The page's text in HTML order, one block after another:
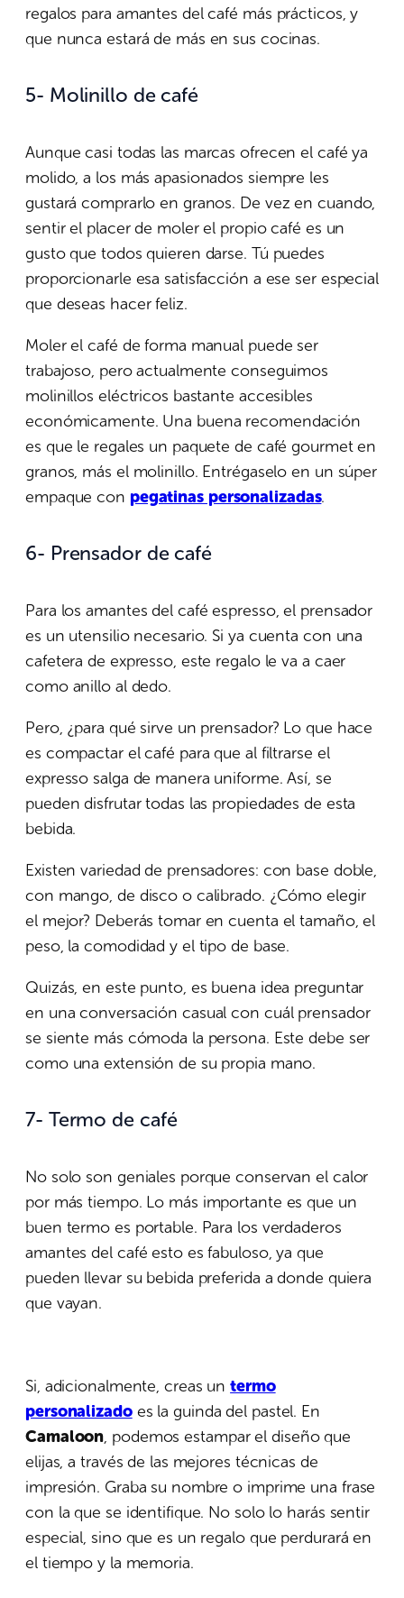
regalos para amantes del café más prácticos, y
que nunca estará de más en sus cocinas.
5- Molinillo de café
Aunque casi todas las marcas ofrecen el café ya
molido, a los más apasionados siempre les
gustará comprarlo en granos. De vez en cuando,
sentir el placer de moler el propio café es un
gusto que todos quieren darse. Tú puedes
proporcionarle esa satisfacción a ese ser especial
que deseas hacer feliz.
Moler el café de forma manual puede ser
trabajoso, pero actualmente conseguimos
molinillos eléctricos bastante accesibles
económicamente. Una buena recomendación
es que le regales un paquete de café gourmet en
granos, más el molinillo. Entrégaselo en un súper
empaque con pegatinas personalizadas.
6- Prensador de café
Para los amantes del café espresso, el prensador
es un utensilio necesario. Si ya cuenta con una
cafetera de expresso, este regalo le va a caer
como anillo al dedo.
Pero, ¿para qué sirve un prensador? Lo que hace
es compactar el café para que al filtrarse el
expresso salga de manera uniforme. Así, se
pueden disfrutar todas las propiedades de esta
bebida.
Existen variedad de prensadores: con base doble,
con mango, de disco o calibrado. ¿Cómo elegir
el mejor? Deberás tomar en cuenta el tamaño, el
peso, la comodidad y el tipo de base.
Quizás, en este punto, es buena idea preguntar
en una conversación casual con cuál prensador
se siente más cómoda la persona. Este debe ser
como una extensión de su propia mano.
7- Termo de café
No solo son geniales porque conservan el calor
por más tiempo. Lo más importante es que un
buen termo es portable. Para los verdaderos
amantes del café esto es fabuloso, ya que
pueden llevar su bebida preferida a donde quiera
que vayan.
Si, adicionalmente, creas untermo
personalizadoes la guinda del pastel. En
Camaloon, podemos estampar el diseño que
elijas, a través de las mejores técnicas de
impresión. Graba su nombre o imprime una frase
con la que se identifique. No solo lo harás sentir
especial, sino que es un regalo que perdurará en
el tiempo y la memoria.